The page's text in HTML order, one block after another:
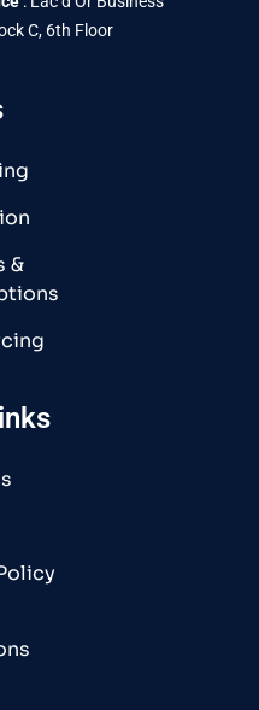
&
C, 6th Floor